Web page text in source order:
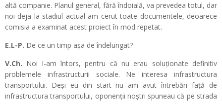
altă companie. Planul general, fără îndoială, va prevedea totul, dar
noi deja la stadiul actual am cerut toate documentele, deoarece
comisia a examinat acest proiect în mod repetat.
E.L-P. De ce un timp așa de îndelungat?
V.Ch. Noi l-am întors, pentru că nu erau soluționate definitiv
problemele infrastructurii sociale. Ne interesa infrastructura
transportului. Deși eu din start nu am avut întrebări față de
infrastructura transportului, oponenții noștri spuneau că pe strada